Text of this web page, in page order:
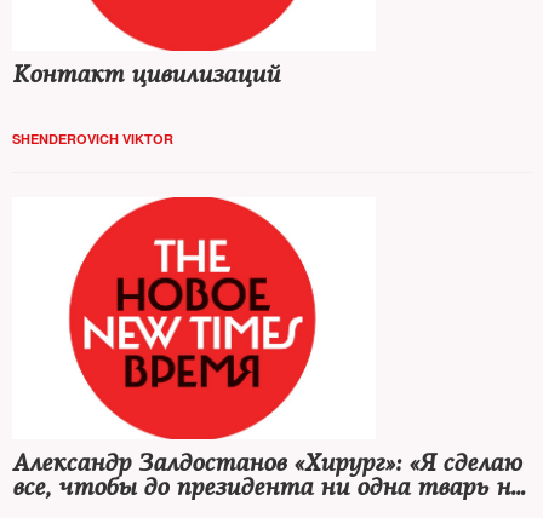
Контакт цивилизаций
SHENDEROVICH VIKTOR
Александр Залдостанов «Хирург»: «Я сделаю
все, чтобы до президента ни одна тварь не